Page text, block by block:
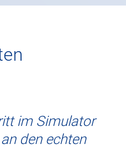
im Simulator
den echten